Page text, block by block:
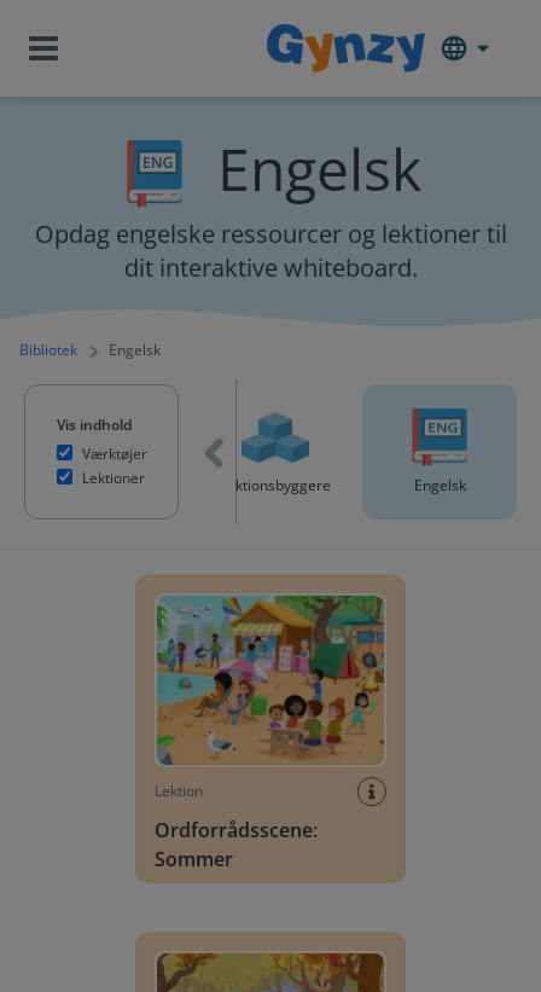
Engelsk
Opdag engelske ressourcer og lektioner til
dit interaktive whiteboard.
Bibliotek Engelsk
Vis indhold
Værktøjer
Lektioner
Sjov og spil Lektionsbyggere Engelsk
Lektion
Ordforrådsscene:
Sommer